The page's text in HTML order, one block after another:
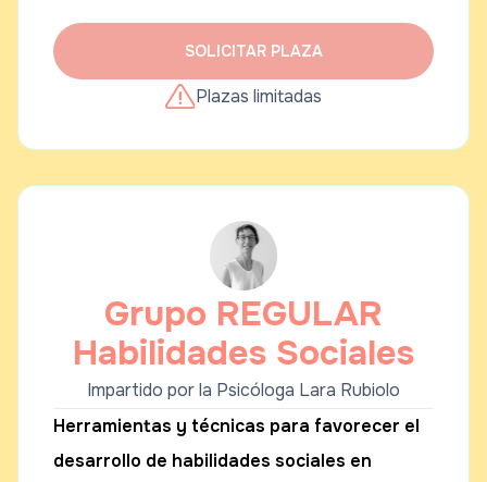
SOLICITAR PLAZA
Plazas limitadas
Grupo REGULAR
Habilidades Sociales
Impartido por la Psicóloga Lara Rubiolo
Herramientas y técnicas para favorecer el
desarrollo de habilidades sociales en